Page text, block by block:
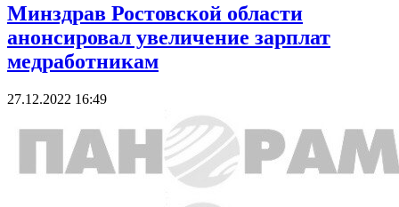
Минздрав Ростовской области
анонсировал увеличение зарплат
медработникам
27.12.2022 16:49